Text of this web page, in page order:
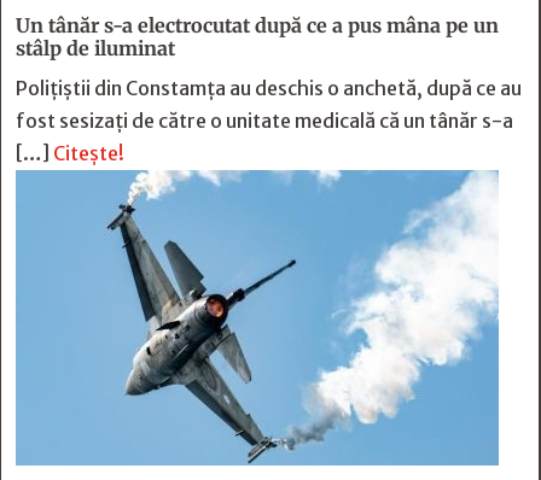
Un tânăr s-a electrocutat după ce a pus mâna pe un
stâlp de iluminat
Poliţiştii din Constamţa au deschis o anchetă, după ce au
fost sesizaţi de către o unitate medicală că un tânăr s-a
[…] Citește!